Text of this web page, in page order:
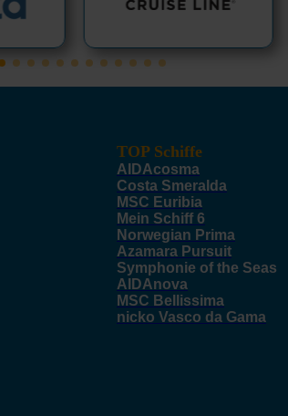
TOP Schiffe
AIDAcosma
Costa Smeralda
MSC Euribia
Mein Schiff 6
Norwegian Prima
Azamara Pursuit
Symphonie of the Seas
AIDAnova
MSC Bellissima
nicko Vasco da Gama